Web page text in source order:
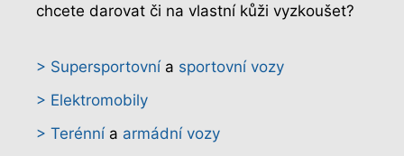
chcete darovat či na vlastní kůži vyzkoušet?
> Supersportovnía sportovní vozy
> Elektromobily
> Terénnía armádní vozy